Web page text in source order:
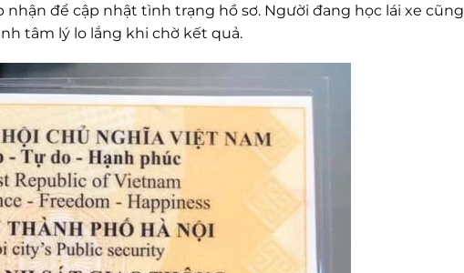
để cập nhật tình trạng hồ sơ. Người đang học lái xe cũng
tâm lý lo lắng khi chờ kết quả.